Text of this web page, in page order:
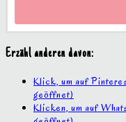
Erzähl anderen davon:
Klick, um auf
geöffnet)
Klicken, um auf